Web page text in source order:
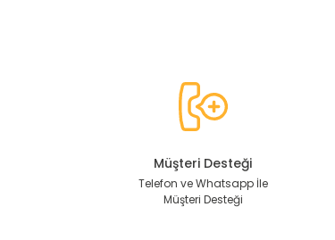
Müşteri Desteği
Telefon ve Whatsapp İle
Müşteri Desteği